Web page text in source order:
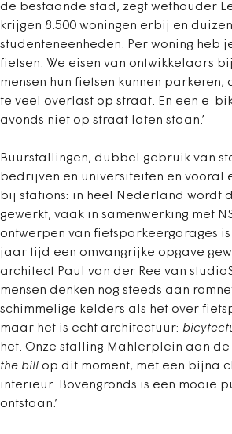
de bestaande stad, zegt wethouder
krijgen 8.500 woningen erbij en
studenteneenheden. Per woning heb
fietsen. We eisen van ontwikkelaars
mensen hun fietsen kunnen parkeren,
te veel overlast op straat. En een e-
avonds niet op straat laten staan.’
Buurstallingen, dubbel gebruik van
bedrijven en universiteiten en vooral
bij stations: in heel Nederland wordt
gewerkt, vaak in samenwerking met
ontwerpen van fietsparkeergarages
jaar tijd een omvangrijke opgave
architect Paul van der Ree van
mensen denken nog steeds aan
schimmelige kelders als het over
maar het is echt architectuur:
het. Onze stalling Mahlerplein aan de
the bill op dit moment, met een bijna
interieur. Bovengronds is een mooie
ontstaan.’